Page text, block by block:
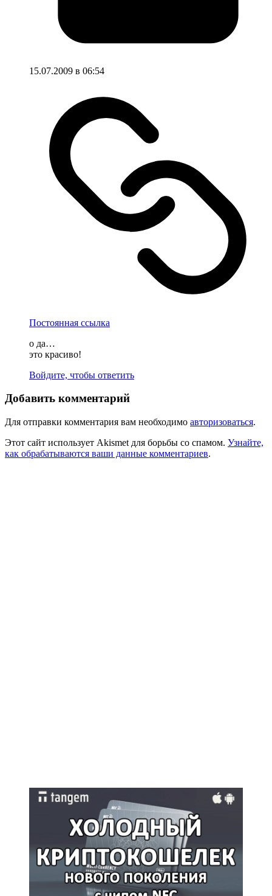
15.07.2009 в 06:54
Постоянная ссылка
о да…
это красиво!
Войдите, чтобы ответить
Добавить комментарий
Для отправки комментария вам необходимо авторизоваться.
Этот сайт использует Akismet для борьбы со спамом. Узнайте,
как обрабатываются ваши данные комментариев.